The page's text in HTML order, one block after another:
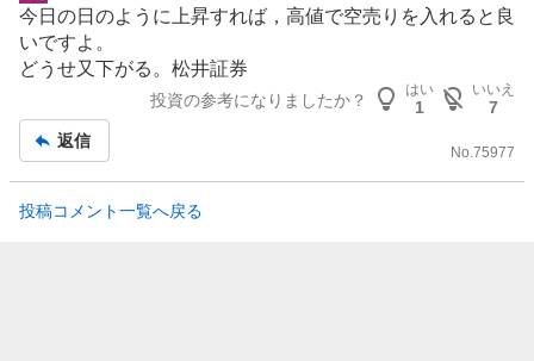
示
板
記
今日の日のように上昇すれば，高値で空売りを入れると良
いですよ。
どうせ又下がる。 松井証券
投資の参考になりましたか？
はい
1
いいえ
7
返信
No.75977
投稿コメント一覧へ戻る